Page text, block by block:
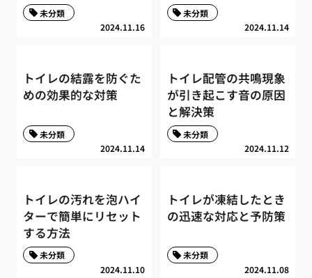
2024.11.16
未分類
2024.11.14
未分類
トイレの結露を防ぐた
めの効果的な対策
2024.11.14
未分類
トイレ配管の共鳴現象
が引き起こす音の原因
と解決策
2024.11.12
未分類
トイレの汚れを泡ハイ
ターで簡単にリセット
する方法
2024.11.10
未分類
トイレが凍結したとき
の迅速な対応と予防策
2024.11.08
未分類